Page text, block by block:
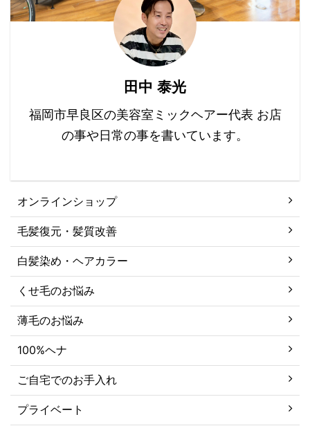
田中 泰光
福岡市早良区の美容室ミックヘアー代表 お店
の事や日常の事を書いています。
オンラインショップ
毛髪復元・髪質改善
白髪染め・ヘアカラー
くせ毛のお悩み
薄毛のお悩み
100%ヘナ
ご自宅でのお手入れ
プライベート